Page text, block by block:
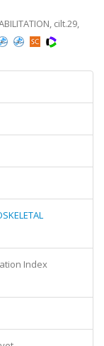
cilt.29,
Index